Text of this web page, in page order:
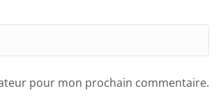
pour mon prochain commentaire.